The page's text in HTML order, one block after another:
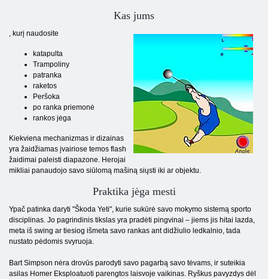
Kas jums
, kurį naudosite
katapulta
Trampoliny
patranka
raketos
Peršoka
po ranka priemonė
rankos jėga
Kiekviena mechanizmas ir dizainas
yra žaidžiamas įvairiose temos flash
žaidimai paleisti diapazone. Herojai
mikliai panaudojo savo siūlomą mašiną siųsti iki ar objektu.
Praktika jėga mesti
Ypač patinka daryti "Škoda Yeti", kurie sukūrė savo mokymo sistemą sporto
disciplinas. Jo pagrindinis tikslas yra pradėti pingvinai – jiems jis hitai lazda,
meta iš swing ar tiesiog išmeta savo rankas ant didžiulio ledkalnio, tada
nustato pėdomis svyruoja.
Bart Simpson nėra drovūs parodyti savo pagarbą savo tėvams, ir suteikia
asilas Homer Eksploatuoti parengtos laisvoje vaikinas. Ryškus pavyzdys dėl